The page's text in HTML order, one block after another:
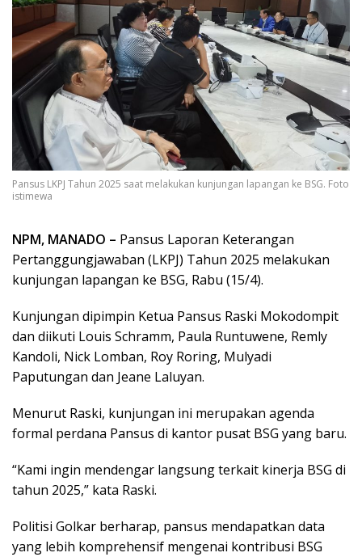
Pansus LKPJ Tahun 2025 saat melakukan kunjungan lapangan ke BSG. Foto
istimewa
NPM, MANADO – Pansus Laporan Keterangan
Pertanggungjawaban (LKPJ) Tahun 2025 melakukan
kunjungan lapangan ke BSG, Rabu (15/4).
Kunjungan dipimpin Ketua Pansus Raski Mokodompit
dan diikuti Louis Schramm, Paula Runtuwene, Remly
Kandoli, Nick Lomban, Roy Roring, Mulyadi
Paputungan dan Jeane Laluyan.
Menurut Raski, kunjungan ini merupakan agenda
formal perdana Pansus di kantor pusat BSG yang baru.
“Kami ingin mendengar langsung terkait kinerja BSG di
tahun 2025,” kata Raski.
Politisi Golkar berharap, pansus mendapatkan data
yang lebih komprehensif mengenai kontribusi BSG